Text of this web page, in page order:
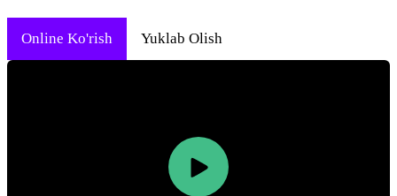
Online Ko'rish Yuklab Olish